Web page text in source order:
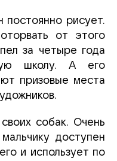
постоянно рисует.
от этого
за четыре года
школу. А его
призовые места
собак. Очень
доступен
и использует по